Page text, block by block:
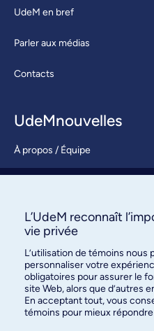
UdeM en bref
Parler aux médias
Contacts
UdeMnouvelles
À propos / Équipe
S’abonner
L’UdeM reconnaît
vie privée
L’utilisation de témoins nous
personnaliser votre
obligatoires pour assurer le
site Web, alors que d’autres
En acceptant tout, vous
témoins pour mieux